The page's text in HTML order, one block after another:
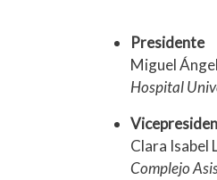
Presidente
Miguel
Hospital
Clara Isabel
Complejo